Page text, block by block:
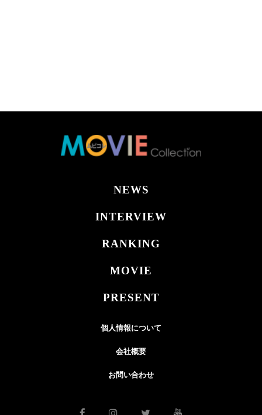
NEWS
INTERVIEW
RANKING
MOVIE
PRESENT
個人情報について
会社概要
お問い合わせ